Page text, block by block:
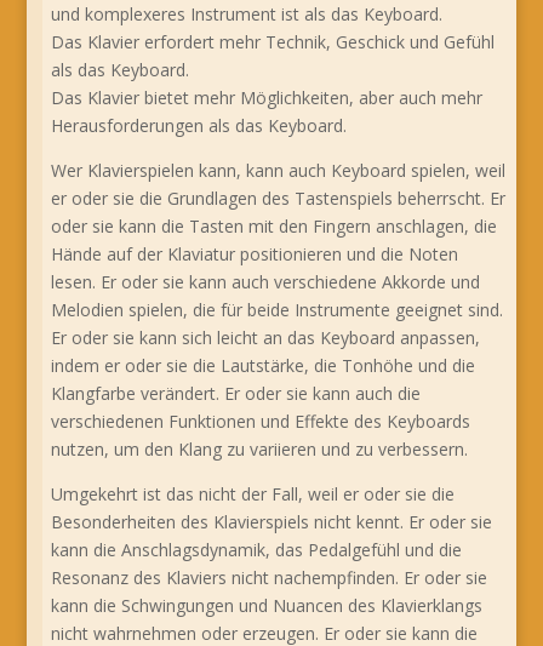
und komplexeres Instrument ist als das Keyboard.
Das Klavier erfordert mehr Technik, Geschick und Gefühl
als das Keyboard.
Das Klavier bietet mehr Möglichkeiten, aber auch mehr
Herausforderungen als das Keyboard.
Wer Klavierspielen kann, kann auch Keyboard spielen, weil
er oder sie die Grundlagen des Tastenspiels beherrscht. Er
oder sie kann die Tasten mit den Fingern anschlagen, die
Hände auf der Klaviatur positionieren und die Noten
lesen. Er oder sie kann auch verschiedene Akkorde und
Melodien spielen, die für beide Instrumente geeignet sind.
Er oder sie kann sich leicht an das Keyboard anpassen,
indem er oder sie die Lautstärke, die Tonhöhe und die
Klangfarbe verändert. Er oder sie kann auch die
verschiedenen Funktionen und Effekte des Keyboards
nutzen, um den Klang zu variieren und zu verbessern.
Umgekehrt ist das nicht der Fall, weil er oder sie die
Besonderheiten des Klavierspiels nicht kennt. Er oder sie
kann die Anschlagsdynamik, das Pedalgefühl und die
Resonanz des Klaviers nicht nachempfinden. Er oder sie
kann die Schwingungen und Nuancen des Klavierklangs
nicht wahrnehmen oder erzeugen. Er oder sie kann die